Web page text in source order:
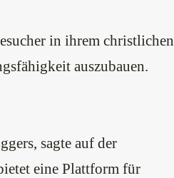
in ihrem christlichen
auszubauen.
sagte auf der
eine Plattform für